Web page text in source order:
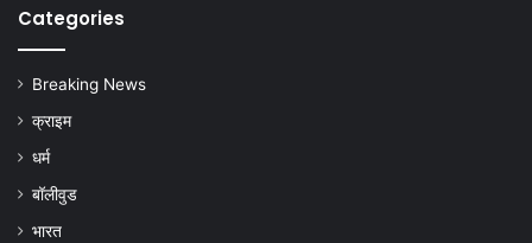
Categories
Breaking News
क्राइम
धर्म
बॉलीवुड
भारत